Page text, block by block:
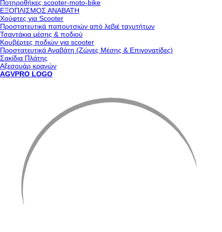
Ποτηροθήκες scooter-moto-bike
ΕΞΟΠΛΙΣΜΟΣ ΑΝΑΒΑΤΗ
Χούφτες για Scooter
Προστατευτικά παπουτσιών από λεβιέ ταχυτήτων
Τσαντάκια μέσης & ποδιού
Κουβέρτες ποδιών για scooter
Προστατευτικά Αναβάτη (Ζώνες Μέσης & Επιγονατίδες)
Σακίδια Πλάτης
Αξεσουάρ κρανών
AGVPRO LOGO